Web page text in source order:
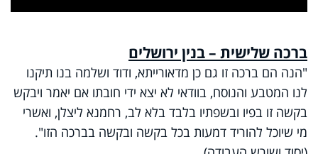
Video
ברכה שלישית – בנין ירושלים
"הנה הם ברכה זו גם כן מדאורייתא, ודוד ושלמה בנו תיקנו
לנו המטבע והנוסח, בוודאי לא יצא ידי חובתו אם יאמר ויבקש
בקשה זו בפיו ובשפתיו בלבד בלא לב, רחמנא ליצלן, ואשרי
מי שיוכל להוריד דמעות בכל בקשה ובקשה בברכה הזו".